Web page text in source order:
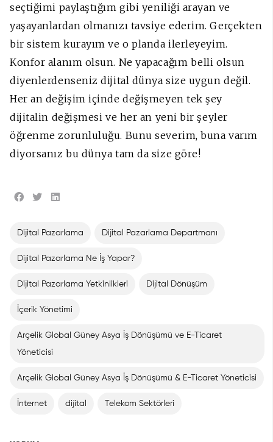
seçtiğimi paylaştığım gibi yeniliği arayan ve
yaşayanlardan olmanızı tavsiye ederim. Gerçekten
bir sistem kurayım ve o planda ilerleyeyim.
Konfor alanım olsun. Ne yapacağım belli olsun
diyenlerdenseniz dijital dünya size uygun değil.
Her an değişim içinde değişmeyen tek şey
dijitalin değişmesi ve her an yeni bir şeyler
öğrenme zorunluluğu. Bunu severim, buna varım
diyorsanız bu dünya tam da size göre!
Dijital Pazarlama Dijital Pazarlama Departmanı
Dijital Pazarlama Ne İş Yapar?
Dijital Pazarlama Yetkinlikleri Dijital Dönüşüm
İçerik Yönetimi
Arçelik Global Güney Asya İş Dönüşümü ve E-Ticaret
Yöneticisi
Arçelik Global Güney Asya İş Dönüşümü & E-Ticaret Yöneticisi
İnternet dijital Telekom Sektörleri